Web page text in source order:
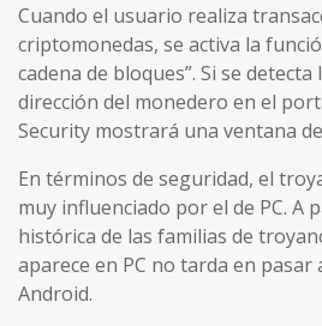
Cuando el usuario realiza
criptomonedas, se activa la
cadena de bloques”. Si se
dirección del monedero en el
Security mostrará una ventana
En términos de seguridad, el
muy influenciado por el de PC. A
histórica de las familias de
aparece en PC no tarda en
Android.